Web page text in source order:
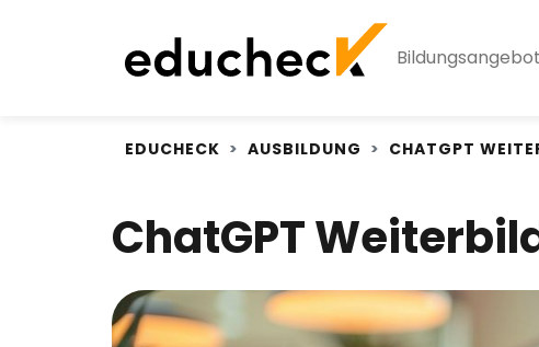
EDUCHECK AUSBILDUNG CHATGPT
ChatGPT